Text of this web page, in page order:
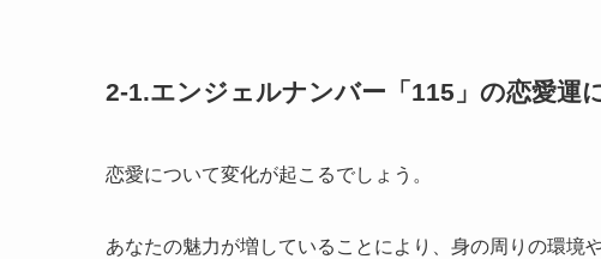
2-1.エンジェルナンバー「115」の恋愛運
恋愛について変化が起こるでしょう。
あなたの魅力が増していることにより、身の周りの環境